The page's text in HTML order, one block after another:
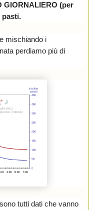
GIORNALIERO (per
pasti.
mischiando i
perdiamo più di
tutti dati che vanno